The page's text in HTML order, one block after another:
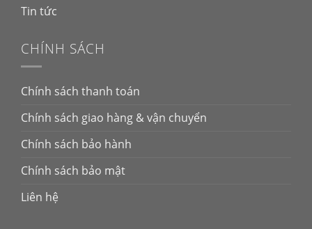
Tin tức
CHÍNH SÁCH
Chính sách thanh toán
Chính sách giao hàng & vận chuyển
Chính sách bảo hành
Chính sách bảo mật
Liên hệ